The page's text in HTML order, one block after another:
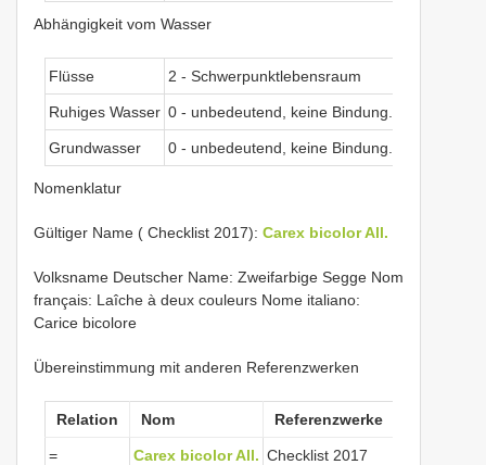
Abhängigkeit vom Wasser
Flüsse 2 - Schwerpunktlebensraum
Ruhiges Wasser 0 - unbedeutend, keine Bindung.
Grundwasser 0 - unbedeutend, keine Bindung.
Nomenklatur
Gültiger Name ( Checklist 2017): Carex bicolor All.
Volksname Deutscher Name: Zweifarbige Segge Nom
français: Laîche à deux couleurs Nome italiano:
Carice bicolore
Übereinstimmung mit anderen Referenzwerken
Relation Nom Referenzwerke
= Carex bicolor All. Checklist 2017